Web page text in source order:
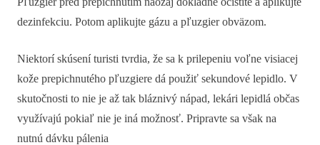
dezinfekciu. Potom aplikujte gázu a pľuzgier obväzom.
Niektorí skúsení turisti tvrdia, že sa k prilepeniu voľne visiacej
kože prepichnutého pľuzgiere dá použiť sekundové lepidlo. V
skutočnosti to nie je až tak bláznivý nápad, lekári lepidlá občas
využívajú pokiaľ nie je iná možnosť. Pripravte sa však na
nutnú dávku pálenia